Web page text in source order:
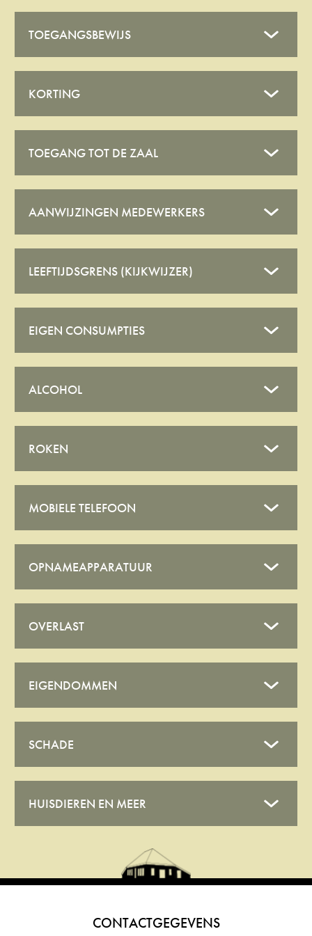
TOEGANGSBEWIJS
KORTING
TOEGANG TOT DE ZAAL
AANWIJZINGEN MEDEWERKERS
LEEFTIJDSGRENS (KIJKWIJZER)
EIGEN CONSUMPTIES
ALCOHOL
ROKEN
MOBIELE TELEFOON
OPNAMEAPPARATUUR
OVERLAST
EIGENDOMMEN
SCHADE
HUISDIEREN EN MEER
CONTACTGEGEVENS